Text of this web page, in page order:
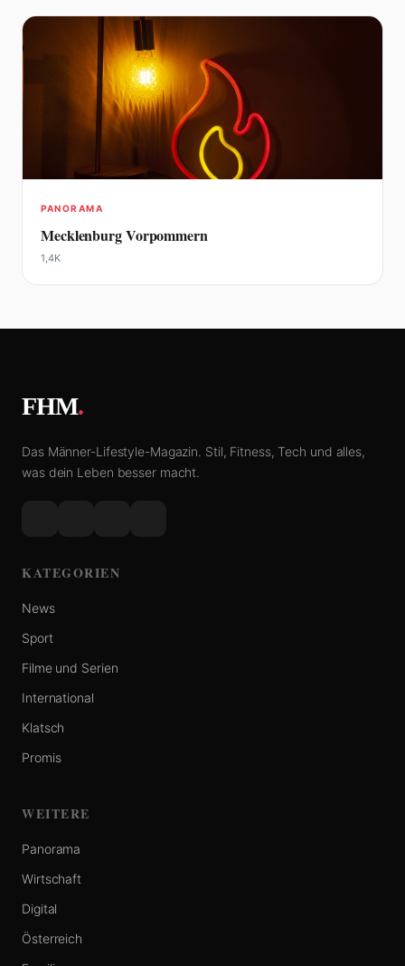
PANORAMA
Mecklenburg Vorpommern
1,4K
FHM.
Das Männer-Lifestyle-Magazin. Stil, Fitness, Tech und alles,
was dein Leben besser macht.
KATEGORIEN
News
Sport
Filme und Serien
International
Klatsch
Promis
WEITERE
Panorama
Wirtschaft
Digital
Österreich